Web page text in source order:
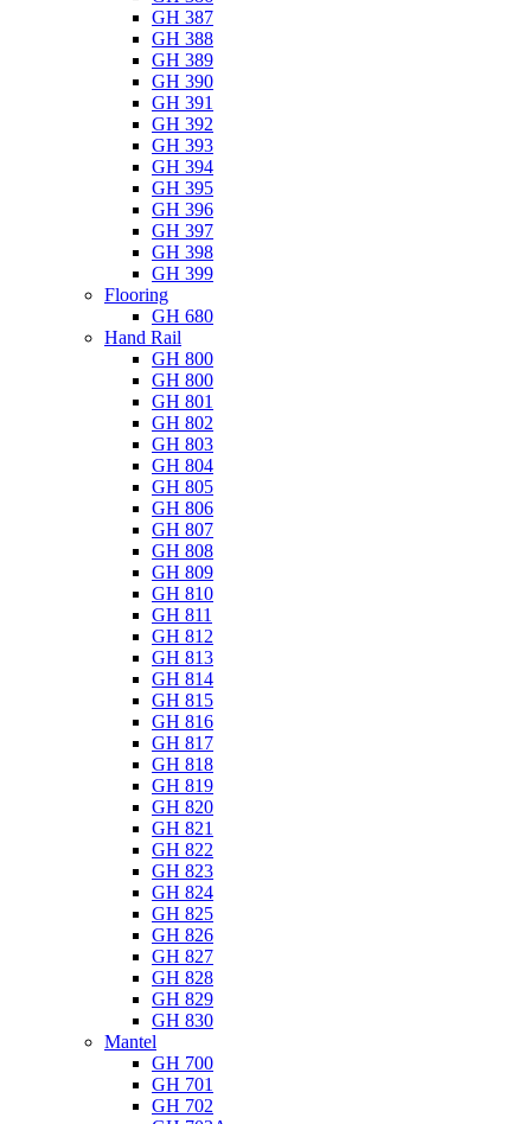
GH 387
GH 388
GH 389
GH 390
GH 391
GH 392
GH 393
GH 394
GH 395
GH 396
GH 397
GH 398
GH 399
Flooring
GH 680
Hand Rail
GH 800
GH 800
GH 801
GH 802
GH 803
GH 804
GH 805
GH 806
GH 807
GH 808
GH 809
GH 810
GH 811
GH 812
GH 813
GH 814
GH 815
GH 816
GH 817
GH 818
GH 819
GH 820
GH 821
GH 822
GH 823
GH 824
GH 825
GH 826
GH 827
GH 828
GH 829
GH 830
Mantel
GH 700
GH 701
GH 702